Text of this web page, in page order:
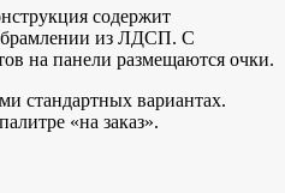
содержит
из ЛДСП. С
на панели размещаются очки.
стандартных вариантах.
«на заказ».